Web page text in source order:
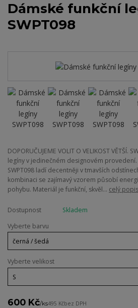
Dámské funkční
SWPT098
DOPORUČUJEME VOLIT O VELIKOST VĚTŠÍ.
legíny v jedinečném designovém
SWPT098 ladí decentněji v tmavších
kombinaci se zajímavý vzorem působí
pohybu. Materiál je funkční, skvěl... celý popis
Dostupnost
Skladem
Vyberte barvu
Vyberte velikost
600 Kč/ks495 Kčbez DPH